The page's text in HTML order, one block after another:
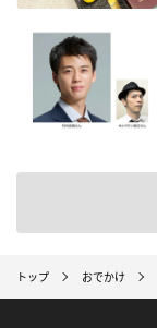
トップ おでかけ